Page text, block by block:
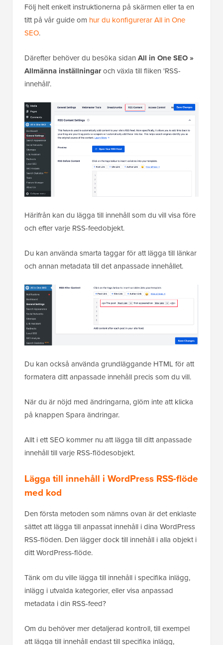
Följ helt enkelt instruktionerna på skärmen eller ta en
titt på vår guide om hur du konfigurerar All in One
SEO.
Därefter behöver du besöka sidan All in One SEO »
Allmänna inställningaroch växla till fliken 'RSS-
innehåll'.
Härifrån kan du lägga till innehåll som du vill visa före
och efter varje RSS-feedobjekt.
Du kan använda smarta taggar för att lägga till länkar
och annan metadata till det anpassade innehållet.
Du kan också använda grundläggande HTML för att
formatera ditt anpassade innehåll precis som du vill.
När du är nöjd med ändringarna, glöm inte att klicka
på knappen Spara ändringar.
Allt i ett SEO kommer nu att lägga till ditt anpassade
innehåll till varje RSS-flödesobjekt.
Lägga till innehåll i WordPress RSS-flöde
med kod
Den första metoden som nämns ovan är det enklaste
sättet att lägga till anpassat innehåll i dina WordPress
RSS-flöden. Den lägger dock till innehåll i alla objekt i
ditt WordPress-flöde.
Tänk om du ville lägga till innehåll i specifika inlägg,
inlägg i utvalda kategorier, eller visa anpassad
metadata i din RSS-feed?
Om du behöver mer detaljerad kontroll, till exempel
att lägga till innehåll endast till specifika inlägg,